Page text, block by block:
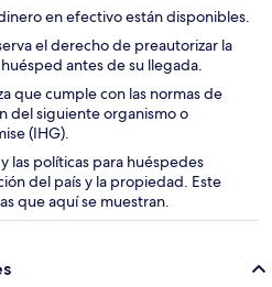
en efectivo están disponibles.
el derecho de preautorizar la
antes de su llegada.
que cumple con las normas de
del siguiente organismo o
(IHG).
las políticas para huéspedes
del país y la propiedad. Este
que aquí se muestran.